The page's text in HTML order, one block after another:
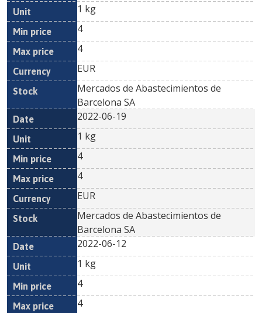
1 kg
4
4
EUR
Mercados de Abastecimientos de
Barcelona SA
2022-06-19
1 kg
4
4
EUR
Mercados de Abastecimientos de
Barcelona SA
2022-06-12
1 kg
4
4